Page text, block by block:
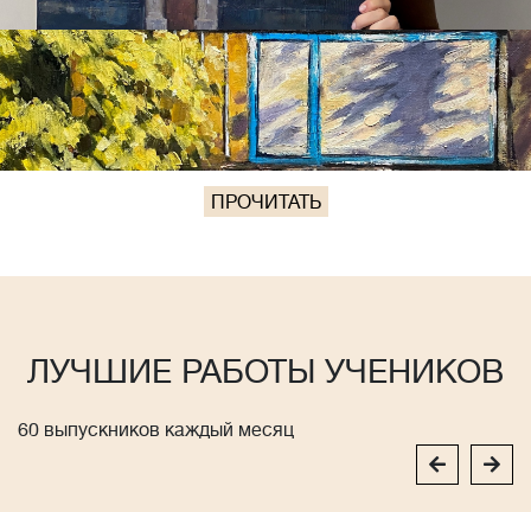
ПРОЧИТАТЬ
ЛУЧШИЕ РАБОТЫ УЧЕНИКОВ
60 выпускников каждый месяц